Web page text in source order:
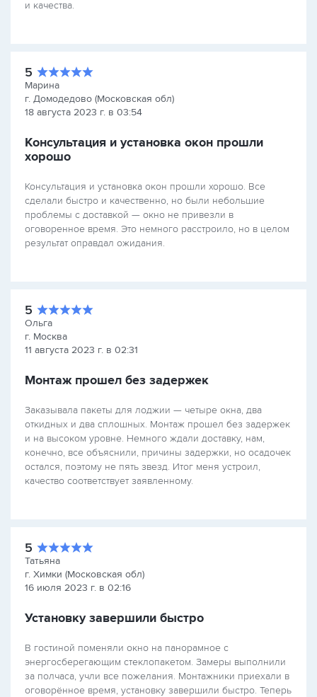
и качества.
5
Марина
г. Домодедово (Московская обл)
18 августа 2023 г. в 03:54
Консультация и установка окон прошли
хорошо
Консультация и установка окон прошли хорошо. Все
сделали быстро и качественно, но были небольшие
проблемы с доставкой — окно не привезли в
оговоренное время. Это немного расстроило, но в целом
результат оправдал ожидания.
5
Ольга
г. Москва
11 августа 2023 г. в 02:31
Монтаж прошел без задержек
Заказывала пакеты для лоджии — четыре окна, два
откидных и два сплошных. Монтаж прошел без задержек
и на высоком уровне. Немного ждали доставку, нам,
конечно, все объяснили, причины задержки, но осадочек
остался, поэтому не пять звезд. Итог меня устроил,
качество соответствует заявленному.
5
Татьяна
г. Химки (Московская обл)
16 июля 2023 г. в 02:16
Установку завершили быстро
В гостиной поменяли окно на панорамное с
энергосберегающим стеклопакетом. Замеры выполнили
за полчаса, учли все пожелания. Монтажники приехали в
оговорённое время, установку завершили быстро. Теперь